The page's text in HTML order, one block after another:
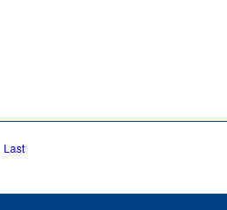
Last